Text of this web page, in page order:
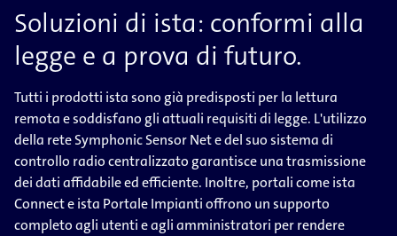
Soluzioni di ista: conformi alla
legge e a prova di futuro.
Tutti i prodotti ista sono già predisposti per la lettura
remota e soddisfano gli attuali requisiti di legge. L'utilizzo
della rete Symphonic Sensor Net e del suo sistema di
controllo radio centralizzato garantisce una trasmissione
dei dati affidabile ed efficiente. Inoltre, portali come ista
Connect e ista Portale Impianti offrono un supporto
completo agli utenti e agli amministratori per rendere